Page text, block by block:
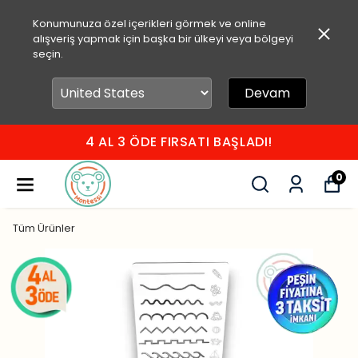
Konumunuza özel içerikleri görmek ve online
alışveriş yapmak için başka bir ülkeyi veya bölgeyi
seçin.
Devam
750 TL ÜZERİ ÜCRETSİZ KARGO
0
Tüm Ürünler